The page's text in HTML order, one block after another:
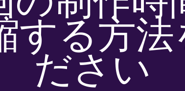
する方法
ださい